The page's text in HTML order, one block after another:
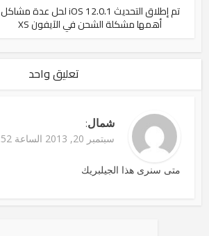
تم إطلاق التحديث iOS 12.0.1 لحل عدة مشاكل
أهمها مشكلة الشحن في الآيفون XS
تعليق واحد
شمال:
سبتمبر 20, 2013 الساعة 9:52 ص
متى سنرى هذا الجيلبريك